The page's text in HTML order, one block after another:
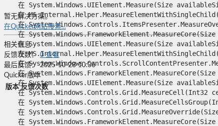
在 System.Windows.UIElement.Measure(Size
在
在
在
在 System.Windows.UIElement.Measure(Size
在
在
在
在 System.Windows.UIElement.Measure(Size
在 System.Windows.Controls.Grid.MeasureCell(Int32
在
在
在
暂无解决方案。
在Quicker网站搜索...
相关信息
反馈次数： 0查看
最后反馈： 2025-10-28 10:36
Quicker版本
版本 反馈次数